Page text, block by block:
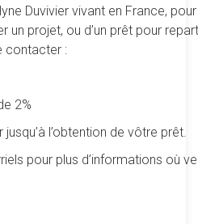
Duvivier vivant en France,
un projet, ou d’un prêt pour
contacter :
2%
l’obtention de vôtre prêt.
pour plus d’informations où